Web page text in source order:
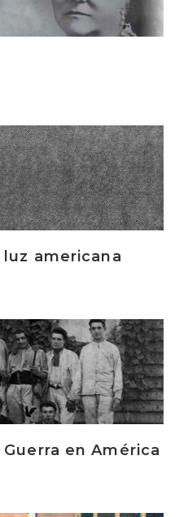
americana
en América